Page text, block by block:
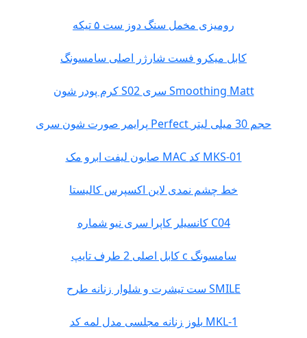
رومیزی مخمل سنگ دوز ست ۵ تیکه
کابل میکرو فست شارژر اصلی سامسونگ
کرم پودر شون S02 سری Smoothing Matt
پرایمر صورت شون سری Perfect حجم 30 میلی لیتر
صابون لیفت ابرو مک MAC کد MKS-01
خط چشم نمدی لاین اکسپرس کالیستا
کانسیلر کاپرا سری نیو شماره C04
کابل اصلی 2 طرف تایپ c سامسونگ
ست تیشرت و شلوار زنانه طرح SMILE
بلوز زنانه مجلسی مدل لمه کد MKL-1